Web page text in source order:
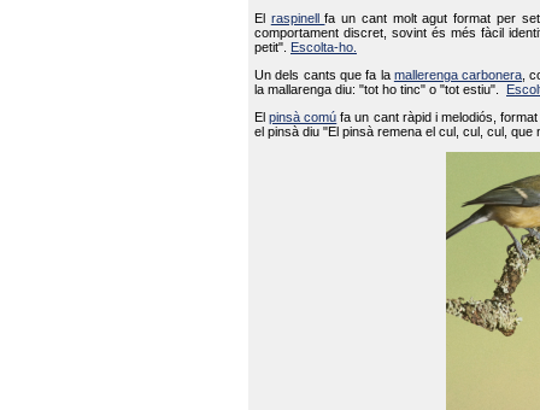
El raspinellfa un cant molt agut format per
comportament discret, sovint és més fàcil
petit".
Escolta-ho.
Un dels cants que fa la mallerenga carbonera ,
la mallarenga diu: "tot ho tinc" o "tot estiu".
Elpinsà comú fa un cant ràpid i melodiós,
el pinsà diu "El pinsà remena el cul, cul, cul,